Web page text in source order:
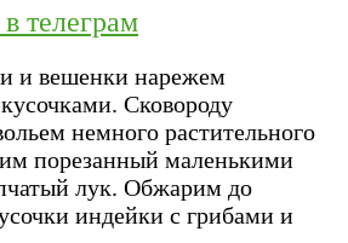
телеграм
и вешенки нарежем
Сковороду
немного растительного
порезанный маленькими
лук. Обжарим до
индейки с грибами и